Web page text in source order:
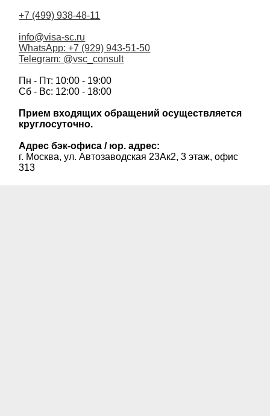
+7 (499) 938-48-11
info@visa-sc.ru
WhatsApp: +7 (929) 943-51-50
Telegram: @vsc_consult
Пн - Пт: 10:00 - 19:00
Сб - Вс: 12:00 - 18:00
Прием входящих обращений осуществляется
круглосуточно.
Адрес бэк-офиса / юр. адрес:
г. Москва, ул. Автозаводская 23Ак2, 3 этаж, офис
313